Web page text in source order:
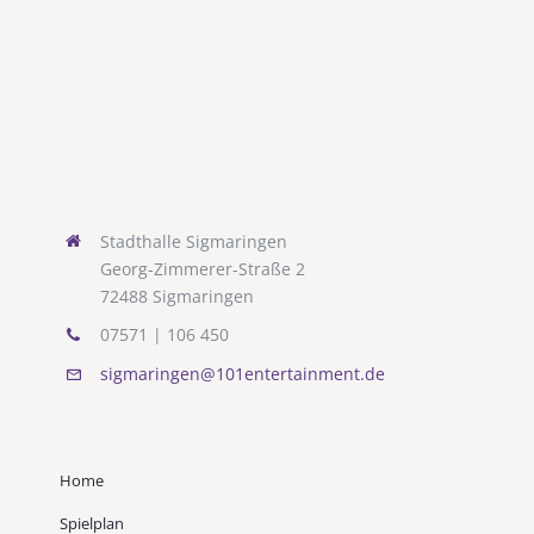
Stadthalle Sigmaringen
Georg-Zimmerer-Straße 2
72488 Sigmaringen
07571 | 106 450
sigmaringen@101entertainment.de
Home
Spielplan